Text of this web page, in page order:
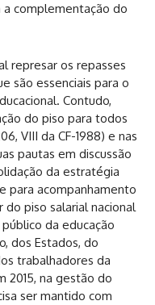
complementação do
represar os repasses
são essenciais para o
Contudo,
do piso para todos
VIII da CF-1988) e nas
pautas em discussão
da estratégia
para acompanhamento
piso salarial nacional
da educação
dos Estados, do
trabalhadores da
2015, na gestão do
ser mantido com